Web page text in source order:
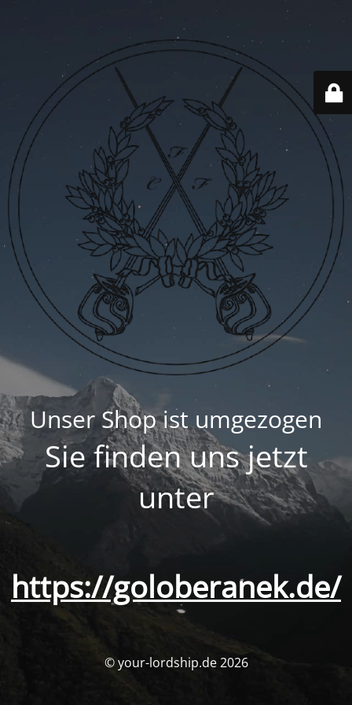
Unser Shop ist umgezogen
Sie finden uns jetzt
unter
https://goloberanek.de/
© your-lordship.de 2026